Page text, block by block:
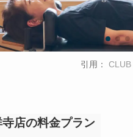
引用： CLUB
店の料金プラン